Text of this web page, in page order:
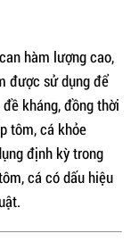
hàm lượng cao,
được sử dụng để
kháng, đồng thời
tôm, cá khỏe
định kỳ trong
cá có dấu hiệu